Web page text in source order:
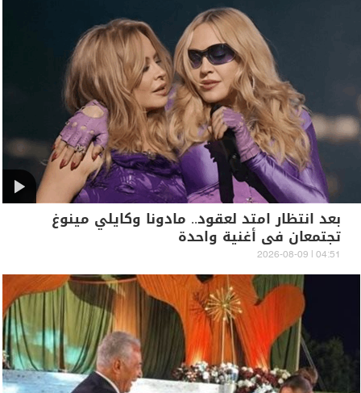
بعد انتظار امتد لعقود.. مادونا وكايلي مينوغ
تجتمعان في أغنية واحدة
04:51 | 2026-08-09